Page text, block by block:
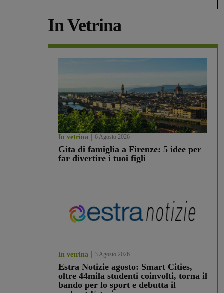
In Vetrina
In vetrina 6 Agosto 2026
Gita di famiglia a Firenze: 5 idee per
far divertire i tuoi figli
In vetrina 3 Agosto 2026
Estra Notizie agosto: Smart Cities,
oltre 44mila studenti coinvolti, torna il
bando per lo sport e debutta il